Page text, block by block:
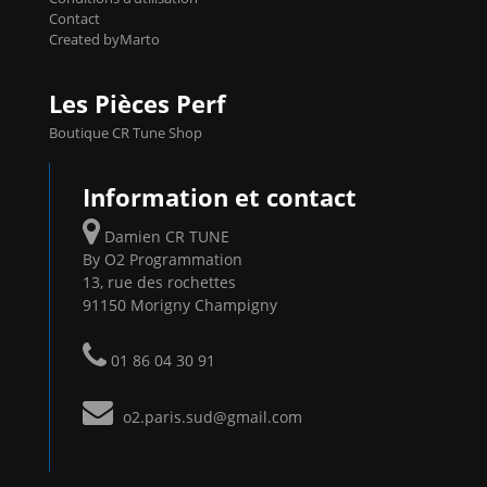
Contact
Created byMarto
Les Pièces Perf
Boutique CR Tune Shop
Information et contact
Damien CR TUNE
By O2 Programmation
13, rue des rochettes
91150 Morigny Champigny
01 86 04 30 91
o2.paris.sud@gmail.com